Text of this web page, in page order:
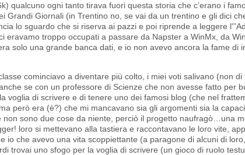
qualcuno ogni tanto tirava fuori questa storia che c’erano i
Grandi Giornali (in Trentino no, se vai da un trentino e gli dici
lo sguardo che si riserva ai pazzi e poi riprende a leggere
eravamo troppo occupati a passare da Napster a WinMx, da
solo una grande banca dati, e io non avevo ancora la fame di
cominciavo a diventare più colto, i miei voti salivano (non
se con un professore di Scienze che non avesse fatto per
voglia di scrivere e di tenere uno dei famosi blog (che nel
però era (è?) che mi mancavano sia gli argomenti sia la
non sono due cose da niente, perciò il progetto naufragò…una
loro si mettevano alla tastiera e raccontavano le loro vite,
io che avevo una vita scoppiettante (a paragone di alcuni di
trovai uno sfogo per la voglia di scrivere (un gioco di ruolo